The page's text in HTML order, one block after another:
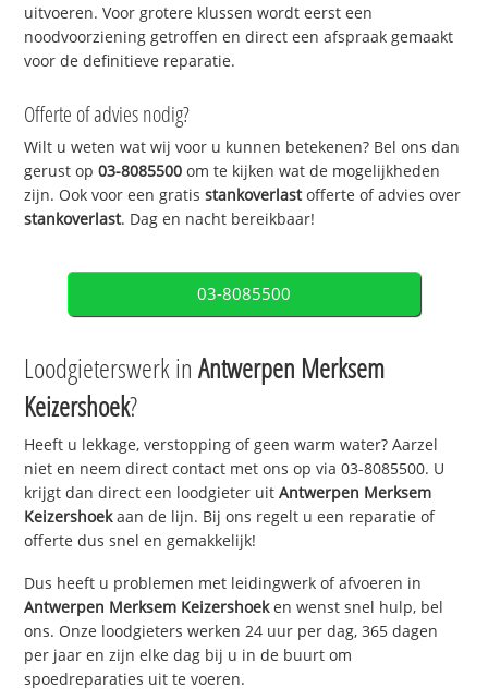
uitvoeren. Voor grotere klussen wordt eerst een
noodvoorziening getroffen en direct een afspraak gemaakt
voor de definitieve reparatie.
Offerte of advies nodig?
Wilt u weten wat wij voor u kunnen betekenen? Bel ons dan
gerust op03-8085500 om te kijken wat de mogelijkheden
zijn. Ook voor een gratisstankoverlastofferte of advies over
stankoverlast. Dag en nacht bereikbaar!
03-8085500
Loodgieterswerk inAntwerpen Merksem
Keizershoek?
Heeft u lekkage, verstopping of geen warm water? Aarzel
niet en neem direct contact met ons op via 03-8085500. U
krijgt dan direct een loodgieter uitAntwerpen Merksem
Keizershoekaan de lijn. Bij ons regelt u een reparatie of
offerte dus snel en gemakkelijk!
Dus heeft u problemen met leidingwerk of afvoeren in
Antwerpen Merksem Keizershoeken wenst snel hulp, bel
ons. Onze loodgieters werken 24 uur per dag, 365 dagen
per jaar en zijn elke dag bij u in de buurt om
spoedreparaties uit te voeren.